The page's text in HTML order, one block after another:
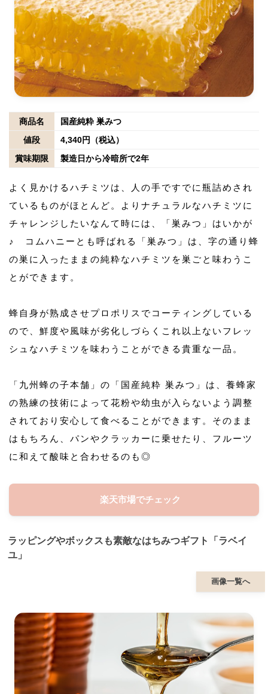
商品名
国産純粋 巣みつ
値段
4,340円（税込）
賞味期限
製造日から冷暗所で2年
よく見かけるハチミツは、人の手ですでに瓶詰めされ
ているものがほとんど。よりナチュラルなハチミツに
チャレンジしたいなんて時には、「巣みつ」はいかが
♪ コムハニーとも呼ばれる「巣みつ」は、字の通り蜂
の巣に入ったままの純粋なハチミツを巣ごと味わうこ
とができます。
蜂自身が熟成させプロポリスでコーティングしている
ので、鮮度や風味が劣化しづらくこれ以上ないフレッ
シュなハチミツを味わうことができる貴重な一品。
「九州蜂の子本舗」の「国産純粋 巣みつ」は、養蜂家
の熟練の技術によって花粉や幼虫が入らないよう調整
されており安心して食べることができます。そのまま
はもちろん、パンやクラッカーに乗せたり、フルーツ
に和えて酸味と合わせるのも◎
楽天市場でチェック
ラッピングやボックスも素敵なはちみつギフト「ラベイ
ユ」
画像一覧へ